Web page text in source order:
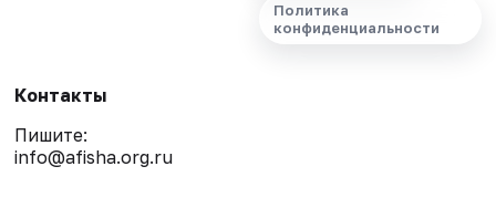
Политика
конфиденциальности
Контакты
Пишите:
info@afisha.org.ru